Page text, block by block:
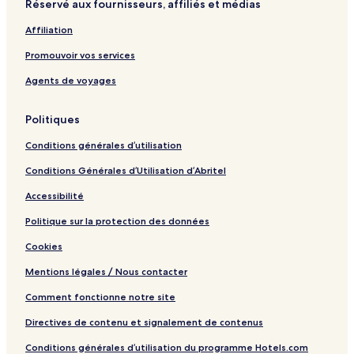
e
p
Réservé aux fournisseurs, affiliés et médias
Affiliation
Promouvoir vos services
Agents de voyages
Politiques
Conditions générales d’utilisation
Conditions Générales d’Utilisation d’Abritel
Accessibilité
Politique sur la protection des données
Cookies
Mentions légales / Nous contacter
Comment fonctionne notre site
Directives de contenu et signalement de contenus
Conditions générales d’utilisation du programme Hotels.com